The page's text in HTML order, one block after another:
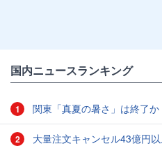
国内ニュースランキング
1 関東「真夏の暑さ」は終了か
2 大量注文キャンセル43億円